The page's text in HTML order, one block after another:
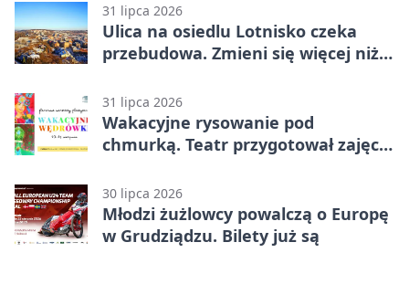
31 lipca 2026
Ulica na osiedlu Lotnisko czeka
przebudowa. Zmieni się więcej niż
31 lipca 2026
Wakacyjne rysowanie pod
chmurką. Teatr przygotował zajęcia
30 lipca 2026
Młodzi żużlowcy powalczą o Europę
w Grudziądzu. Bilety już są